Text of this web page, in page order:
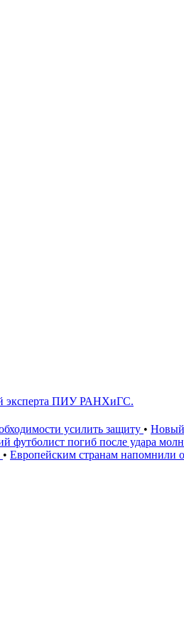
эксперта ПИУ РАНХиГС.
усилить защиту • Новый
футболист погиб после удара
• Европейским странам напомнили